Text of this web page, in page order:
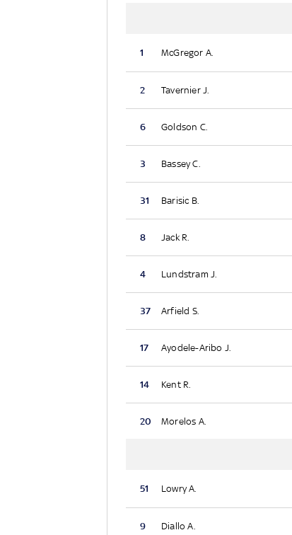
1 McGregor A.
2 Tavernier J.
6 Goldson C.
3 Bassey C.
31 Barisic B.
8 Jack R.
4 Lundstram J.
37 Arfield S.
17 Ayodele-Aribo J.
14 Kent R.
20 Morelos A.
51 Lowry A.
9 Diallo A.